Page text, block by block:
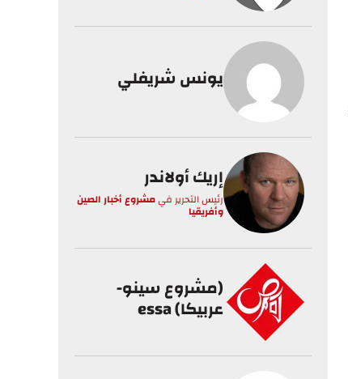
يونس شريفلي
إريك أولاندر
رئيس التحرير فيمشروع أخبار الصين
وأفريقيا
(مشروع سينو-
عربيكا) essa